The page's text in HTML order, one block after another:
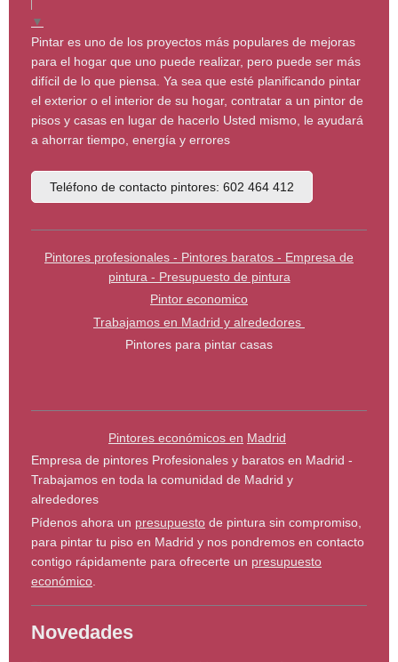
▼
Pintar es uno de los proyectos más populares de mejoras
para el hogar que uno puede realizar, pero puede ser más
difícil de lo que piensa. Ya sea que esté planificando pintar
el exterior o el interior de su hogar, contratar a un pintor de
pisos y casas en lugar de hacerlo Usted mismo, le ayudará
a ahorrar tiempo, energía y errores
Teléfono de contacto pintores: 602 464 412
Pintores profesionales - Pintores baratos - Empresa de
pintura - Presupuesto de pintura
Pintor economico
Trabajamos en Madrid y alrededores
Pintores para pintar casas
Pintores económicos en Madrid
Empresa de pintores Profesionales y baratos en Madrid -
Trabajamos en toda la comunidad de Madrid y
alrededores
Pídenos ahora un presupuesto de pintura sin compromiso,
para pintar tu piso en Madrid y nos pondremos en contacto
contigo rápidamente para ofrecerte un presupuesto
económico
Novedades